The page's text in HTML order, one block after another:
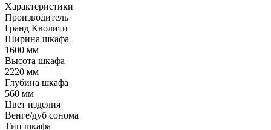
Характеристики
Производитель
Гранд Кволити
Ширина шкафа
1600 мм
Высота шкафа
2220 мм
Глубина шкафа
560 мм
Цвет изделия
Венге/дуб сонома
Тип шкафа